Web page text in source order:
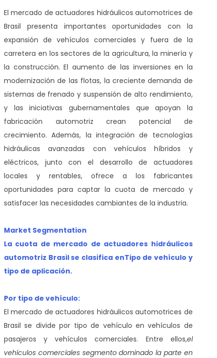
El mercado de actuadores hidráulicos automotrices de
Brasil presenta importantes oportunidades con la
expansión de vehículos comerciales y fuera de la
carretera en los sectores de la agricultura, la minería y
la construcción. El aumento de las inversiones en la
modernización de las flotas, la creciente demanda de
sistemas de frenado y suspensión de alto rendimiento,
y las iniciativas gubernamentales que apoyan la
fabricación automotriz crean potencial de
crecimiento. Además, la integración de tecnologías
hidráulicas avanzadas con vehículos híbridos y
eléctricos, junto con el desarrollo de actuadores
locales y rentables, ofrece a los fabricantes
oportunidades para captar la cuota de mercado y
satisfacer las necesidades cambiantes de la industria.
Market Segmentation
La cuota de mercado de actuadores hidráulicos
automotriz Brasil se clasifica enTipo de vehículo y
tipo de aplicación.
Por tipo de vehículo:
El mercado de actuadores hidráulicos automotrices de
Brasil se divide por tipo de vehículo en vehículos de
pasajeros y vehículos comerciales. Entre ellos,el
vehículos comerciales segmento dominado la parte en